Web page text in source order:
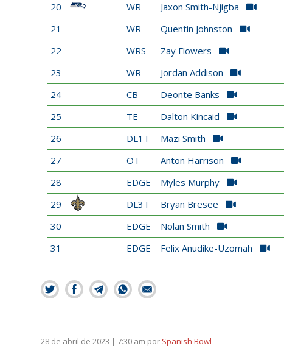
20
WR Jaxon Smith-Njigba
21
WR Quentin Johnston
22
WRS Zay Flowers
23
WR Jordan Addison
24
CB Deonte Banks
25
TE Dalton Kincaid
26
DL1T Mazi Smith
27
OT Anton Harrison
28
EDGE Myles Murphy
29
DL3T Bryan Bresee
30
EDGE Nolan Smith
31
EDGE Felix Anudike-Uzomah
28 de abril de 2023 | 7:30 am por Spanish Bowl